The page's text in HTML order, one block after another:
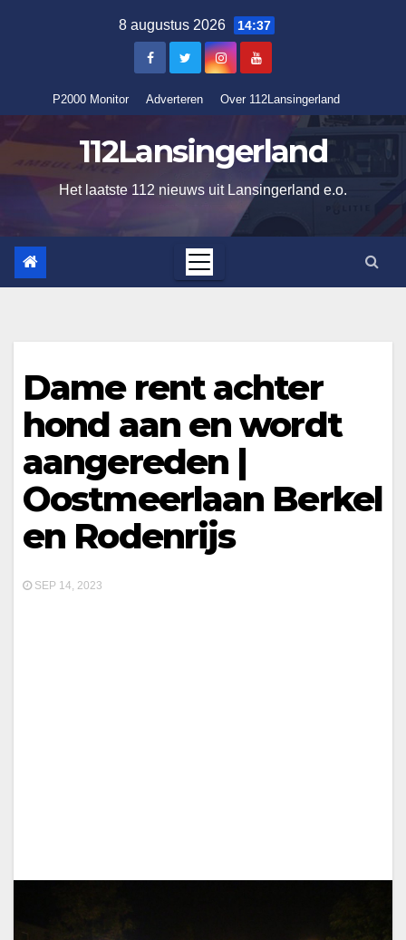
8 augustus 2026 14:37
P2000 Monitor Adverteren Over 112Lansingerland
112Lansingerland
Het laatste 112 nieuws uit Lansingerland e.o.
Dame rent achter
hond aan en wordt
aangereden |
Oostmeerlaan Berkel
en Rodenrijs
SEP 14, 2023